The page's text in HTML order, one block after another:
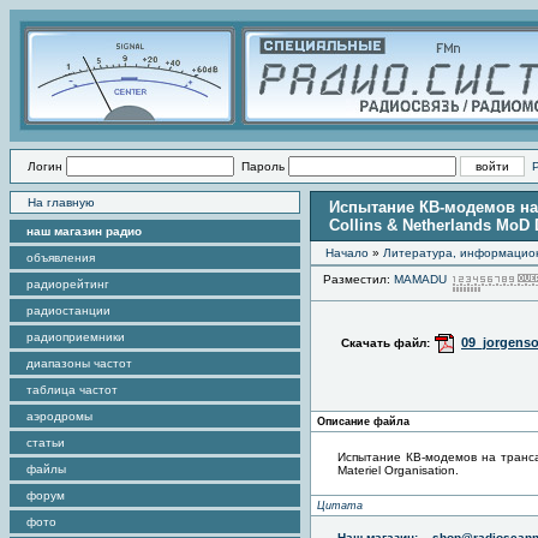
Логин Пароль
На главную
наш магазин радио
объявления
радиорейтинг
радиостанции
радиоприемники
диапазоны частот
таблица частот
аэродромы
статьи
файлы
форум
фото
Испытание КВ-модемов на
Collins & Netherlands MoD
Начало » Литература,
Разместил: MAMADU
Скачать файл:
Описание файла
Испытание КВ-модемов на
Materiel Organisation.
Цитата